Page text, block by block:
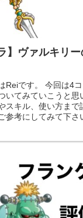
】ヴァルキリ
Reiです。 今回は4
いてみていこうと
スキル、使い方ま
参考にしてみて下さ